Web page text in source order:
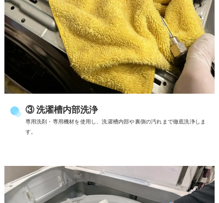
③ 洗濯槽内部洗浄
専用洗剤・専用機材を使用し、洗濯槽内部や裏側の汚れまで徹底洗浄しま
す。